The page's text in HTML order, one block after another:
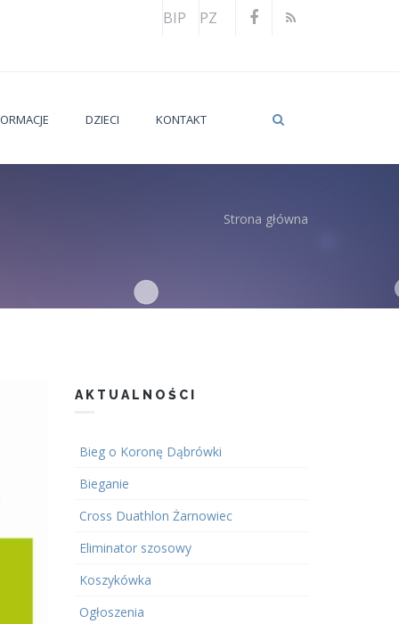
BIP PZ
DZIECI KONTAKT
Strona główna
AKTUALNOŚCI
Bieg o Koronę Dąbrówki
Bieganie
Cross Duathlon Żarnowiec
Eliminator szosowy
Koszykówka
Ogłoszenia